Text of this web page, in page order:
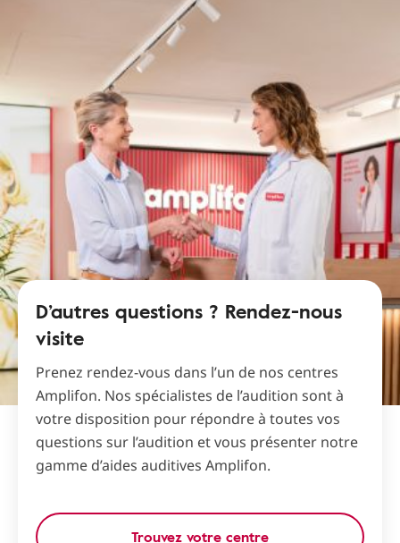
D’autres questions ? Rendez-nous
visite
Prenez rendez-vous dans l’un de nos centres
Amplifon. Nos spécialistes de l’audition sont à
votre disposition pour répondre à toutes vos
questions sur l’audition et vous présenter notre
gamme d’aides auditives Amplifon.
Trouvez votre centre